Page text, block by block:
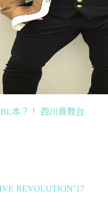
本？！ 西川貴教台
REVOLUTION’17